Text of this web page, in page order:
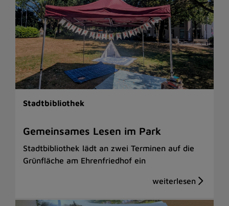
Stadtbibliothek
Gemeinsames Lesen im Park
Stadtbibliothek lädt an zwei Terminen auf die
Grünfläche am Ehrenfriedhof ein